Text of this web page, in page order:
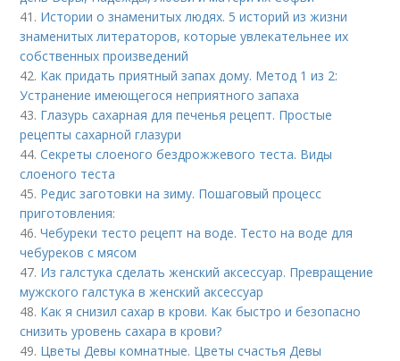
41. Истории о знаменитых людях. 5 историй из жизни
знаменитых литераторов, которые увлекательнее их
собственных произведений
42. Как придать приятный запах дому. Метод 1 из 2:
Устранение имеющегося неприятного запаха
43. Глазурь сахарная для печенья рецепт. Простые
рецепты сахарной глазури
44.Секреты слоеного бездрожжевого теста. Виды
слоеного теста
45. Редис заготовки на зиму. Пошаговый процесс
приготовления:
46.Чебуреки тесто рецепт на воде. Тесто на воде для
чебуреков с мясом
47. Из галстука сделать женский аксессуар. Превращение
мужского галстука в женский аксессуар
48. Как я снизил сахар в крови. Как быстро и безопасно
снизить уровень сахара в крови?
49. Цветы Девы комнатные. Цветы счастья Девы